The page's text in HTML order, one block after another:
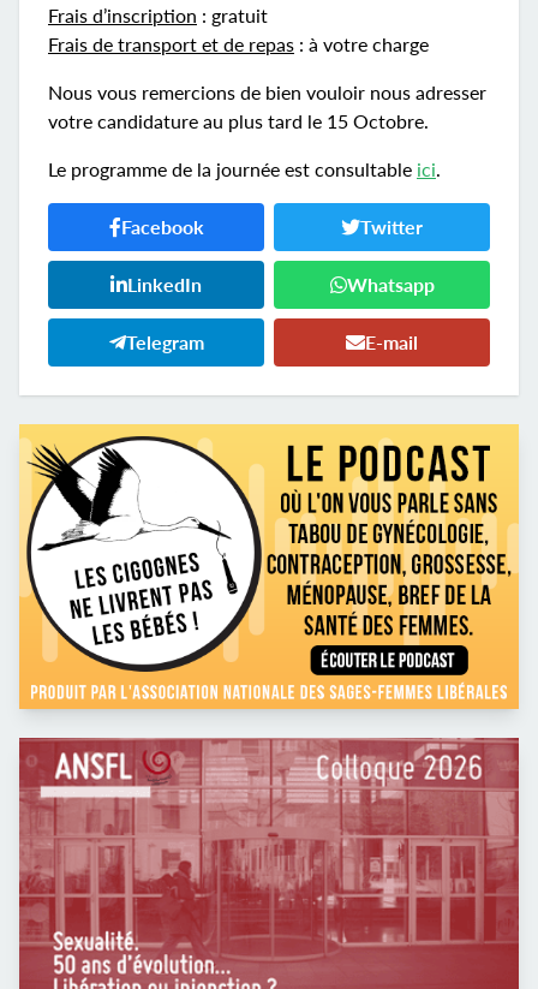
Frais d’inscription : gratuit
Frais de transport et de repas : à votre charge
Nous vous remercions de bien vouloir nous adresser
votre candidature au plus tard le 15 Octobre.
Le programme de la journée est consultable ici.
Facebook Twitter
LinkedIn Whatsapp
Telegram E-mail